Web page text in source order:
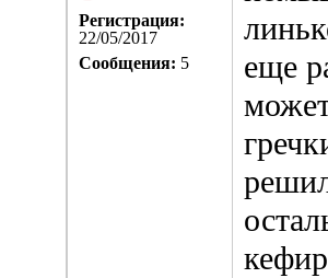
Регистрация:
22/05/2017
Сообщения: 5
еще